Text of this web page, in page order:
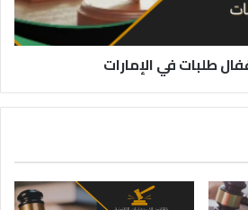
طلبات في الإمارات